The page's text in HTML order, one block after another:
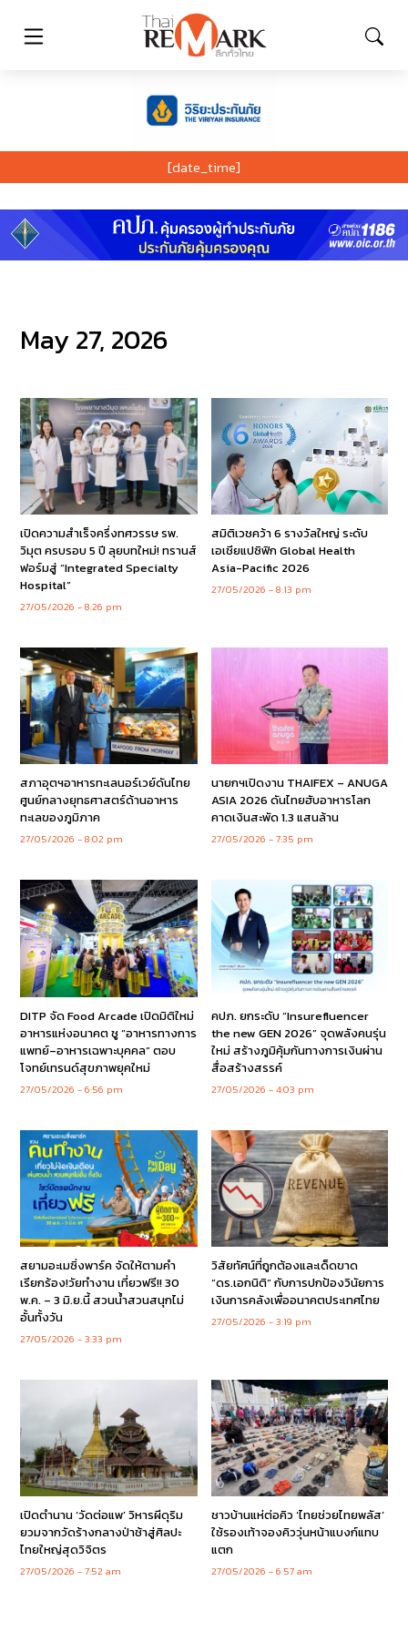
[date_time]
May 27, 2026
เปิดความสำเร็จครึ่งทศวรรษ รพ.
วิมุต ครบรอบ 5 ปี ลุยบทใหม่! ทรานส์
ฟอร์มสู่ “Integrated Specialty
Hospital”
27/05/2026 8:26 pm
สมิติเวชคว้า 6 รางวัลใหญ่ ระดับ
เอเชียแปซิฟิก Global Health
Asia-Pacific 2026
27/05/2026 8:13 pm
สภาอุตฯอาหารทะเลนอร์เวย์ดันไทย
ศูนย์กลางยุทธศาสตร์ด้านอาหาร
ทะเลของภูมิภาค
27/05/2026 8:02 pm
นายกฯเปิดงาน THAIFEX – ANUGA
ASIA 2026 ดันไทยฮับอาหารโลก
คาดเงินสะพัด 1.3 แสนล้าน
27/05/2026 7:35 pm
DITP จัด Food Arcade เปิดมิติใหม่
อาหารแห่งอนาคต ชู “อาหารทางการ
แพทย์–อาหารเฉพาะบุคคล” ตอบ
โจทย์เทรนด์สุขภาพยุคใหม่
27/05/2026 6:56 pm
คปภ. ยกระดับ “Insurefluencer
the new GEN 2026” จุดพลังคนรุ่น
ใหม่ สร้างภูมิคุ้มกันทางการเงินผ่าน
สื่อสร้างสรรค์
27/05/2026 4:03 pm
สยามอะเมซิ่งพาร์ค จัดให้ตามคำ
เรียกร้อง!วัยทำงาน เที่ยวฟรี!! 30
พ.ค. – 3 มิ.ย.นี้ สวนน้ำสวนสนุกไม่
อั้นทั้งวัน
27/05/2026 3:33 pm
วิสัยทัศน์ที่ถูกต้องและเด็ดขาด
“ดร.เอกนิติ” กับการปกป้องวินัยการ
เงินการคลังเพื่ออนาคตประเทศไทย
27/05/2026 3:19 pm
เปิดตำนาน ‘วัดต่อแพ’ วิหารผีดุริม
ยวมจากวัดร้างกลางป่าช้าสู่ศิลปะ
ไทยใหญ่สุดวิจิตร
27/05/2026 7:52 am
ชาวบ้านแห่ต่อคิว ‘ไทยช่วยไทยพลัส’
ใช้รองเท้าจองคิววุ่นหน้าแบงก์แทบ
แตก
27/05/2026 6:57 am